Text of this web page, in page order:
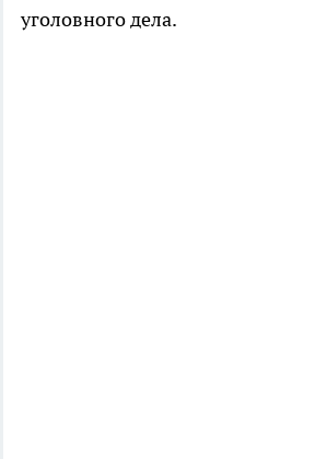
уголовного дела.